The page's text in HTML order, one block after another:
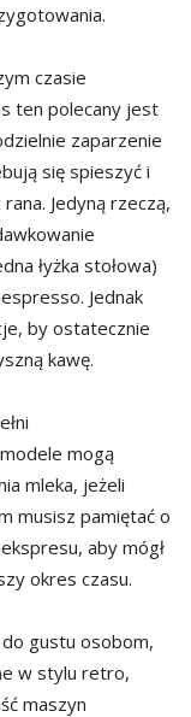
czasie
ten polecany jest
zaparzenie
się spieszyć i
Jedyną rzeczą,
łyżka stołowa)
Jednak
by ostatecznie
kawę.
mogą
mleka, jeżeli
musisz pamiętać o
aby mógł
okres czasu.
gustu osobom,
w stylu retro,
maszyn